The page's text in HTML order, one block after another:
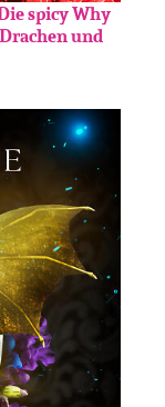
spicy Why
und